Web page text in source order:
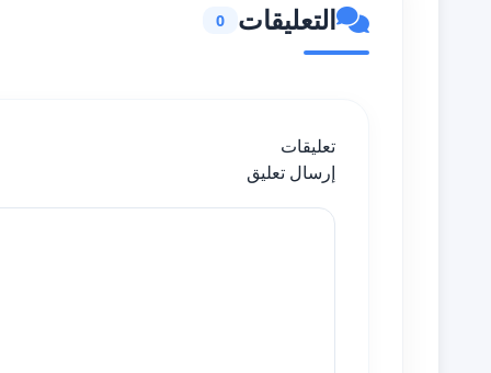
التعليقات 0
تعليقات
إرسال تعليق